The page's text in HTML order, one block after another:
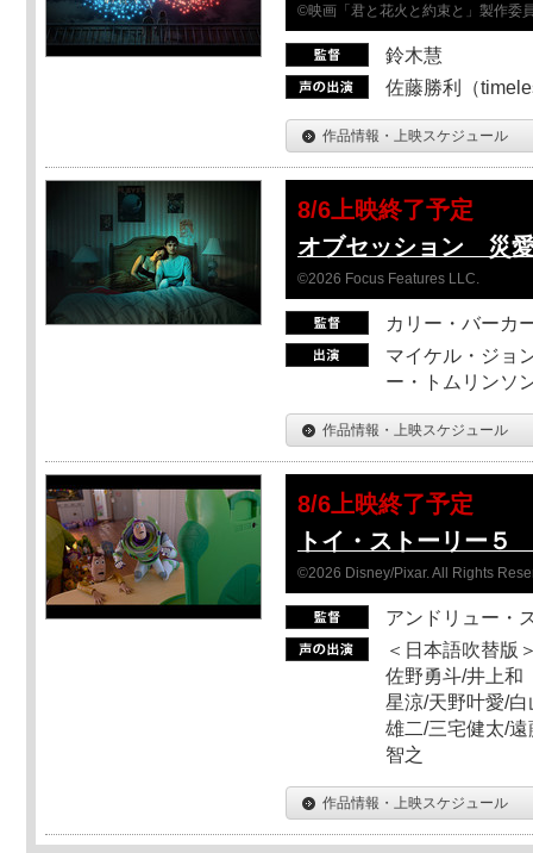
©映画「君と花火と約束と」製作委
鈴木慧
佐藤勝利（
作品情報・上映スケジュール
8/6上映終了予定
オブセッション 災
©2026 Focus Features LLC.
カリー・バーカ
マイケル・ジョ
ー・トムリンソ
作品情報・上映スケジュール
8/6上映終了予定
トイ・ストーリー
©2026 Disney/Pixar. All Rights
アンドリュー・
＜日本語吹替版
佐野勇斗/井上和
星涼/天野叶愛/
雄二/三宅健太/
智之
作品情報・上映スケジュール